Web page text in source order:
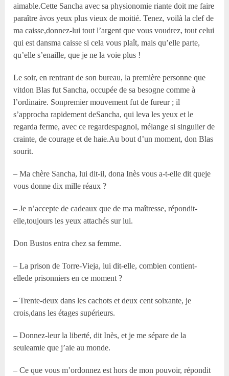
aimable.Cette Sancha avec sa physionomie riante doit me faire
paraître àvos yeux plus vieux de moitié. Tenez, voilà la clef de
ma caisse,donnez-lui tout l’argent que vous voudrez, tout celui
qui est dansma caisse si cela vous plaît, mais qu’elle parte,
qu’elle s’enaille, que je ne la voie plus !
Le soir, en rentrant de son bureau, la première personne que
vitdon Blas fut Sancha, occupée de sa besogne comme à
l’ordinaire. Sonpremier mouvement fut de fureur ; il
s’approcha rapidement deSancha, qui leva les yeux et le
regarda ferme, avec ce regardespagnol, mélange si singulier de
crainte, de courage et de haie.Au bout d’un moment, don Blas
sourit.
– Ma chère Sancha, lui dit-il, dona Inès vous a-t-elle dit queje
vous donne dix mille réaux ?
– Je n’accepte de cadeaux que de ma maîtresse, répondit-
elle,toujours les yeux attachés sur lui.
Don Bustos entra chez sa femme.
– La prison de Torre-Vieja, lui dit-elle, combien contient-
ellede prisonniers en ce moment ?
– Trente-deux dans les cachots et deux cent soixante, je
crois,dans les étages supérieurs.
– Donnez-leur la liberté, dit Inès, et je me sépare de la
seuleamie que j’aie au monde.
– Ce que vous m’ordonnez est hors de mon pouvoir, répondit